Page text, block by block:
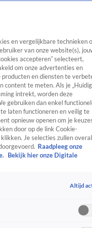
TV Algemeen
Tip
RealityCrimeVideo's
en vergelijkbare technieken
van onze website(s),
accepteren” selecteert,
om onze advertenties en
en diensten te
content te meten. Als je
intrekt, worden deze
gebruiken dan enkel
laten functioneren en veilig te
opnieuw openen om je
door op de link Cookie-
Je selecties zullen overal
Raadpleeg onze
Bekijk hier onze Digitale
Altijd